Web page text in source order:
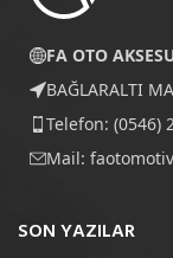
FA OTO
BAĞLARALTI
Telefon: (0546)
Mail:
SON YAZILAR